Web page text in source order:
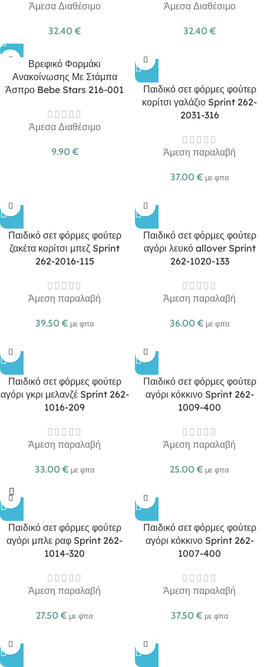
Άμεσα Διαθέσιμο
32.40 €
Άμεσα Διαθέσιμο
32.40 €
Βρεφικό Φορμάκι
Ανακοίνωσης Με Στάμπα
Άσπρο Bebe Stars 216-001
Άμεσα Διαθέσιμο
9.90 €
Παιδικό σετ φόρμες φούτερ
κορίτσι γαλάζιο Sprint 262-
2031-316
Άμεση παραλαβή
37.00 € με φπα
Παιδικό σετ φόρμες φούτερ
ζακέτα κορίτσι μπεζ Sprint
262-2016-115
Άμεση παραλαβή
39.50 € με φπα
Παιδικό σετ φόρμες φούτερ
αγόρι λευκό allover Sprint
262-1020-133
Άμεση παραλαβή
36.00 € με φπα
Παιδικό σετ φόρμες φούτερ
αγόρι γκρι μελανζέ Sprint 262-
1016-209
Άμεση παραλαβή
33.00 € με φπα
Παιδικό σετ φόρμες φούτερ
αγόρι κόκκινο Sprint 262-
1009-400
Άμεση παραλαβή
25.00 € με φπα
Παιδικό σετ φόρμες φούτερ
αγόρι μπλε ραφ Sprint 262-
1014-320
Άμεση παραλαβή
27.50 € με φπα
Παιδικό σετ φόρμες φούτερ
αγόρι κόκκινο Sprint 262-
1007-400
Άμεση παραλαβή
37.50 € με φπα